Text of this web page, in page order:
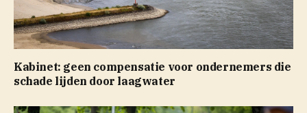
Kabinet: geen compensatie voor ondernemers die
schade lijden door laagwater